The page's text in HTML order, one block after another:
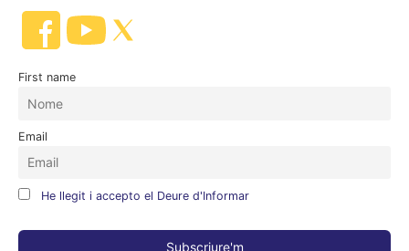
First name
Email
He llegit i accepto el Deure d'Informar